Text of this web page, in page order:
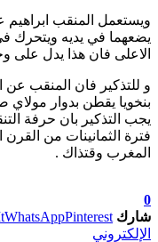
ويستعمل المنقب
يضعهما في يديه ويتحرك
الاعلى فان هذا يدل على
و للتذكير فان المنقب عن
بنخويا يقطن بدوار مولاي
يجب التذكير بان حرفة
فترة الثمانينات من
المغرب وقتذاك .
0
شارك
WhatsAppPinterest
الإلكتروني